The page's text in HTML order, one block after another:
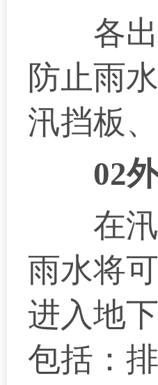
各出
防止雨
汛挡板
02
在汛
雨水将
进入地
包括：